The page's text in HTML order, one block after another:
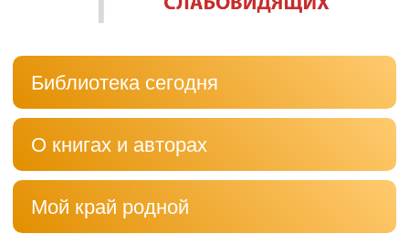
Библиотека сегодня
О книгах и авторах
Мой край родной